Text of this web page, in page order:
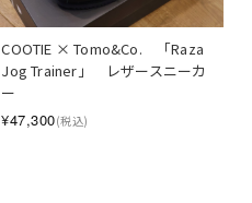
COOTIE × Tomo&Co.　「Raza
Jog Trainer」　レザースニーカ
ー
¥47,300(税込)